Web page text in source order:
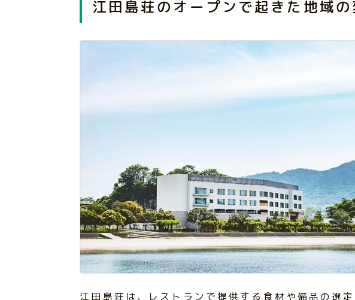
江田島荘のオープンで起きた地域の
江田島荘は、レストランで提供する食材や備品の選